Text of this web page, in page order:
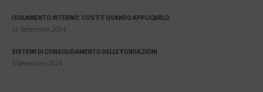
ISOLAMENTO INTERNO: COS’È E QUANDO APPLICARLO
12 Settembre 2024
SISTEMI DI CONSOLIDAMENTO DELLE FONDAZIONI
5 Settembre 2024